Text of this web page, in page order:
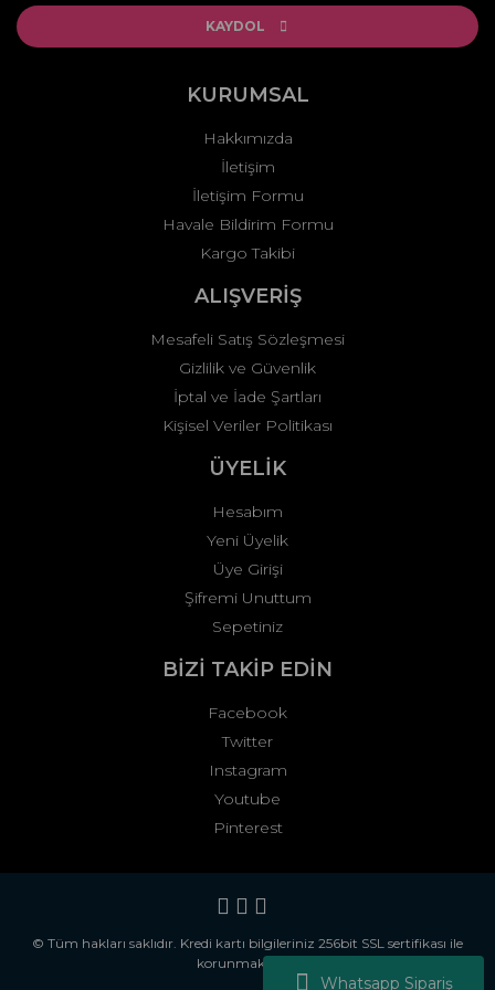
Whatsapp Sipariş
Ürün açıklamasında eksik bilgiler bulunuyor.
Ürün fiyatı diğer sitelerden daha pahalı.
Gönder
KAYDOL
KURUMSAL
Hakkımızda
İletişim
İletişim Formu
Havale Bildirim Formu
Kargo Takibi
ALIŞVERİŞ
Mesafeli Satış Sözleşmesi
Gizlilik ve Güvenlik
İptal ve İade Şartları
Kişisel Veriler Politikası
ÜYELİK
Hesabım
Yeni Üyelik
Üye Girişi
Şifremi Unuttum
Sepetiniz
BİZİ TAKİP EDİN
Facebook
Twitter
Instagram
Youtube
Pinterest
© Tüm hakları saklıdır. Kredi kartı bilgileriniz 256bit SSL sertifikası ile
korunmaktadır.